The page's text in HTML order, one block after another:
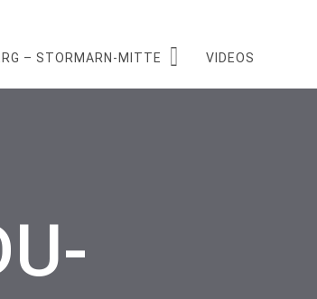
– STORMARN-MITTE VIDEOS